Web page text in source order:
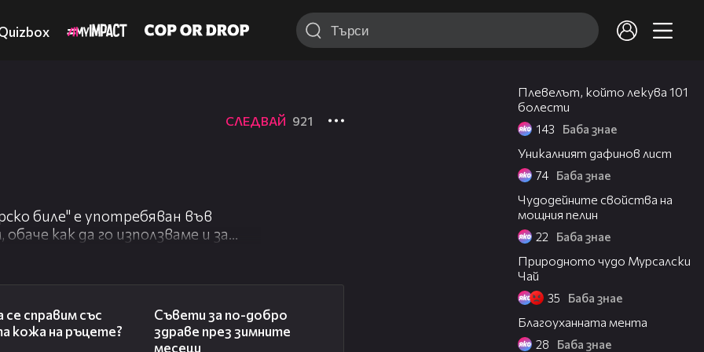
СЛЕДВАЙ 921
биле" е употребяван във
как да го използваме и за
тук:
се справим със
кожа на ръцете?
Съвети за по-добро
здраве през зимните
месеци
Плевелът, който лекува 101
болести
143 Баба знае
Уникалният дафинов лист
74 Баба знае
Чудодейните свойства на
мощния пелин
22 Баба знае
Природното чудо Мурсалски
Чай
35 Баба знае
Благоуханната мента
28 Баба знае